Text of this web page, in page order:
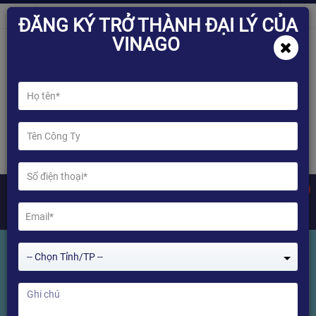
Giới thiệu về HiSilicon
ĐĂNG KÝ TRỞ THÀNH ĐẠI LÝ CỦA
VINAGO
-- Chọn Tỉnh/TP --